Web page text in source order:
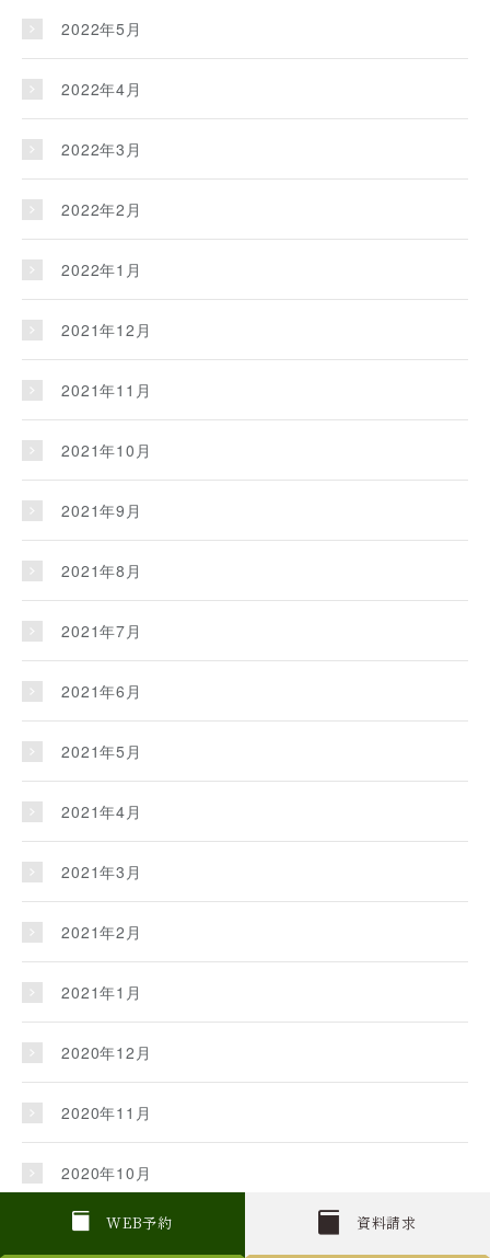
W EB予約 資料請求
2022年5月
2022年4月
2022年3月
2022年2月
2022年1月
2021年12月
2021年11月
2021年10月
2021年9月
2021年8月
2021年7月
2021年6月
2021年5月
2021年4月
2021年3月
2021年2月
2021年1月
2020年12月
2020年11月
2020年10月
2020年9月